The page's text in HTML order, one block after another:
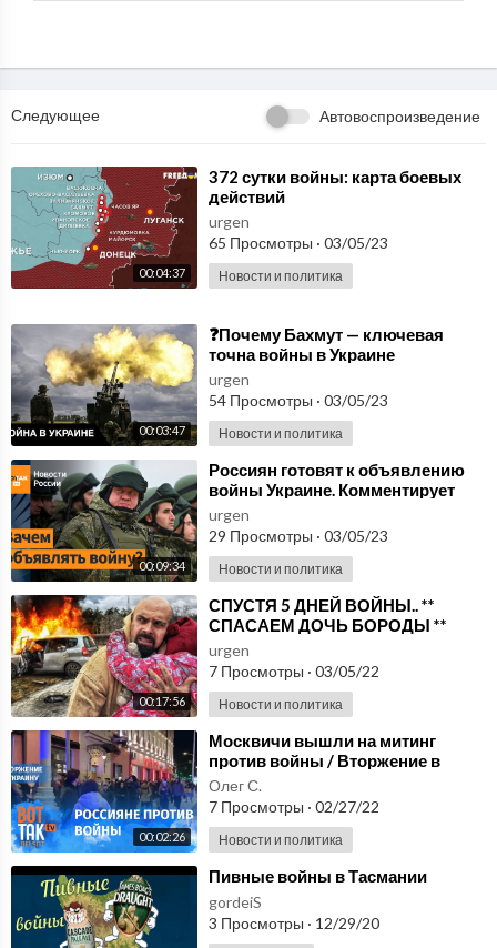
ВКонтакте: https://vk.com/rbc
Следующее Автовоспроизведение
00:04:37
⁣372 сутки войны: карта боевых
действий
urgen
65 Просмотры · 03/05/23
Новости и политика
00:03:47
⁣❓Почему Бахмут — ключевая
точна войны в Украине
urgen
54 Просмотры · 03/05/23
Новости и политика
00:09:34
⁣Россиян готовят к объявлению
войны Украине. Комментирует
Сергей Мигдаль
urgen
29 Просмотры · 03/05/23
Новости и политика
00:17:56
⁣СПУСТЯ 5 ДНЕЙ ВОЙНЫ.. **
СПАСАЕМ ДОЧЬ БОРОДЫ **
urgen
7 Просмотры · 03/05/22
Новости и политика
00:02:26
⁣Москвичи вышли на митинг
против войны / Вторжение в
Украину
Олег С.
7 Просмотры · 02/27/22
Новости и политика
⁣Пивные войны в Тасмании
gordeiS
3 Просмотры · 12/29/20